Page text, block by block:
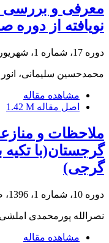
معرفی و بررسی
نویافته از دوره
دوره 17، شماره 1، شهریور 1404، صفحه
محمدحسین سلیمانی،
مشاهده مقاله
اصل مقاله 1.42 M
ملاحظات و
گرجستان(با
گرجی)
دوره 10، شماره 1، 1396، صفحه
نصرالله پورمحمدی
مشاهده مقاله